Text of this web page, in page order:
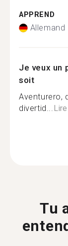
APPREND
Allemand
Je veux un
soit
Aventurero,
divertid...
Tu